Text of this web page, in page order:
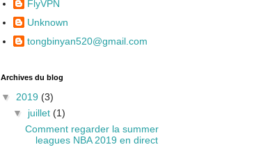
FlyVPN
Unknown
tongbinyan520@gmail.com
Archives du blog
▼ 2019 (3)
▼ juillet (1)
Comment regarder la summer
leagues NBA 2019 en direct